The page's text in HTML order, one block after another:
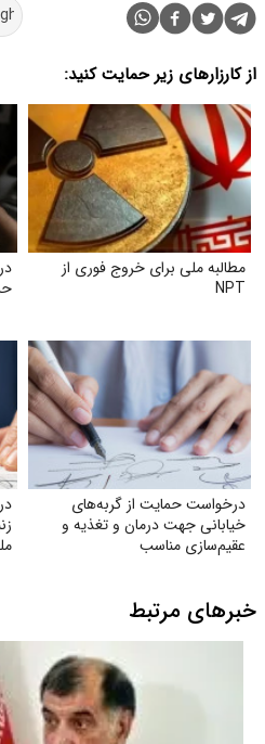
از کارزارهای زیر حمایت کنید:
مطالبه ملی برای خروج فوری از
NPT
درخواست حمایت از گربه‌های
خیابانی جهت درمان و تغذیه و
عقیم‌سازی مناسب
خبرهای مرتبط